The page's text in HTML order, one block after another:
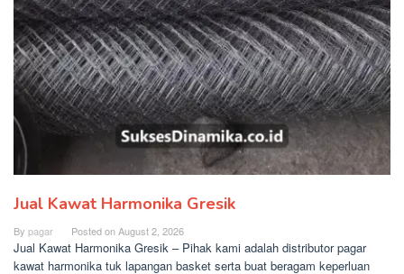
Jual Kawat Harmonika Gresik
By pagar Posted onAugust 2, 2026
Jual Kawat Harmonika Gresik – Pihak kami adalah distributor pagar
kawat harmonika tuk lapangan basket serta buat beragam keperluan